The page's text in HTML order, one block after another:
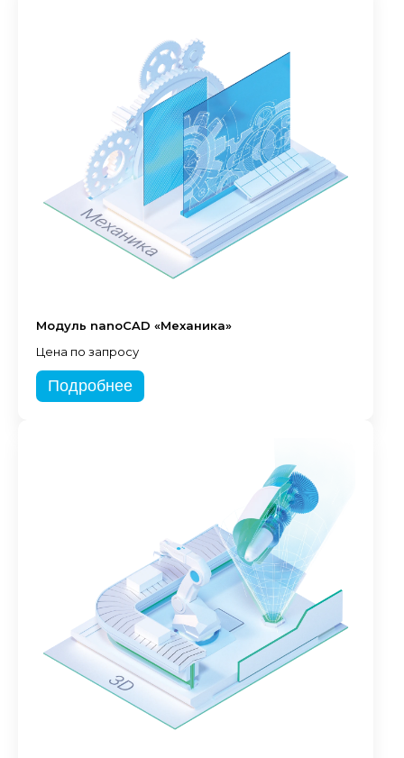
Модуль nanoCAD «Механика»
Цена по запросу
Подробнее